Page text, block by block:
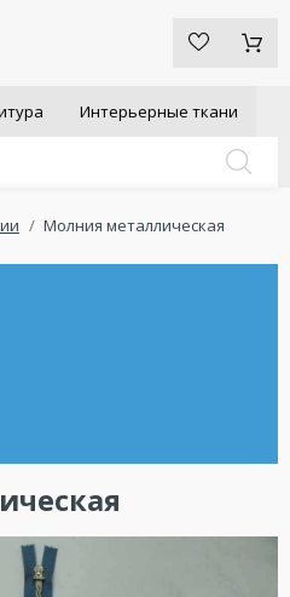
Интерьерные ткани
Молния металлическая